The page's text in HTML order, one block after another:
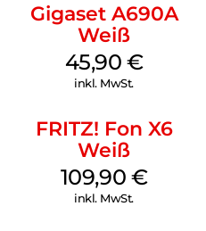
Gigaset A690A
Weiß
45,90 €
inkl. MwSt.
FRITZ! Fon X6
Weiß
109,90 €
inkl. MwSt.